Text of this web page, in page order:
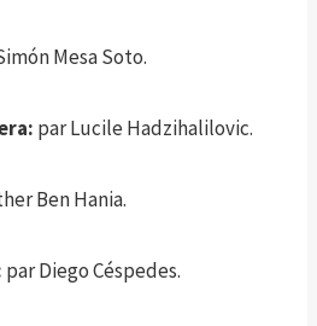
Mesa Soto.
par Lucile Hadzihalilovic.
Ben Hania.
par Diego Céspedes.